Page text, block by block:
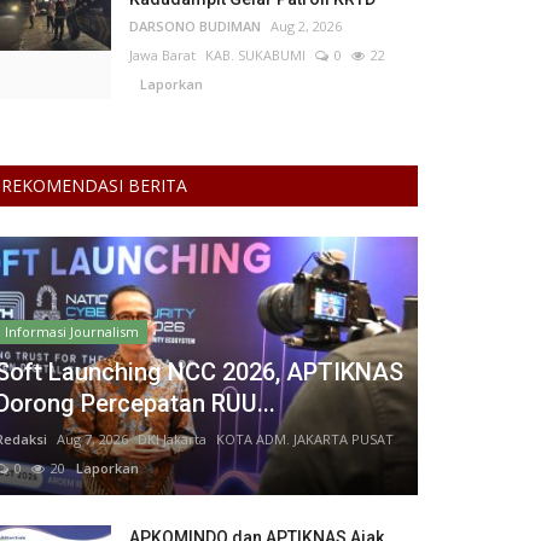
DARSONO BUDIMAN Aug 2, 2026
Jawa Barat KAB. SUKABUMI 0
22
Laporkan
REKOMENDASI BERITA
Informasi Journalism
Launching NCC 2026, APTIKNAS
Percepatan RUU...
Aug 7, 2026 DKI Jakarta
KOTA ADM. JAKARTA PUSAT
0
20Laporkan